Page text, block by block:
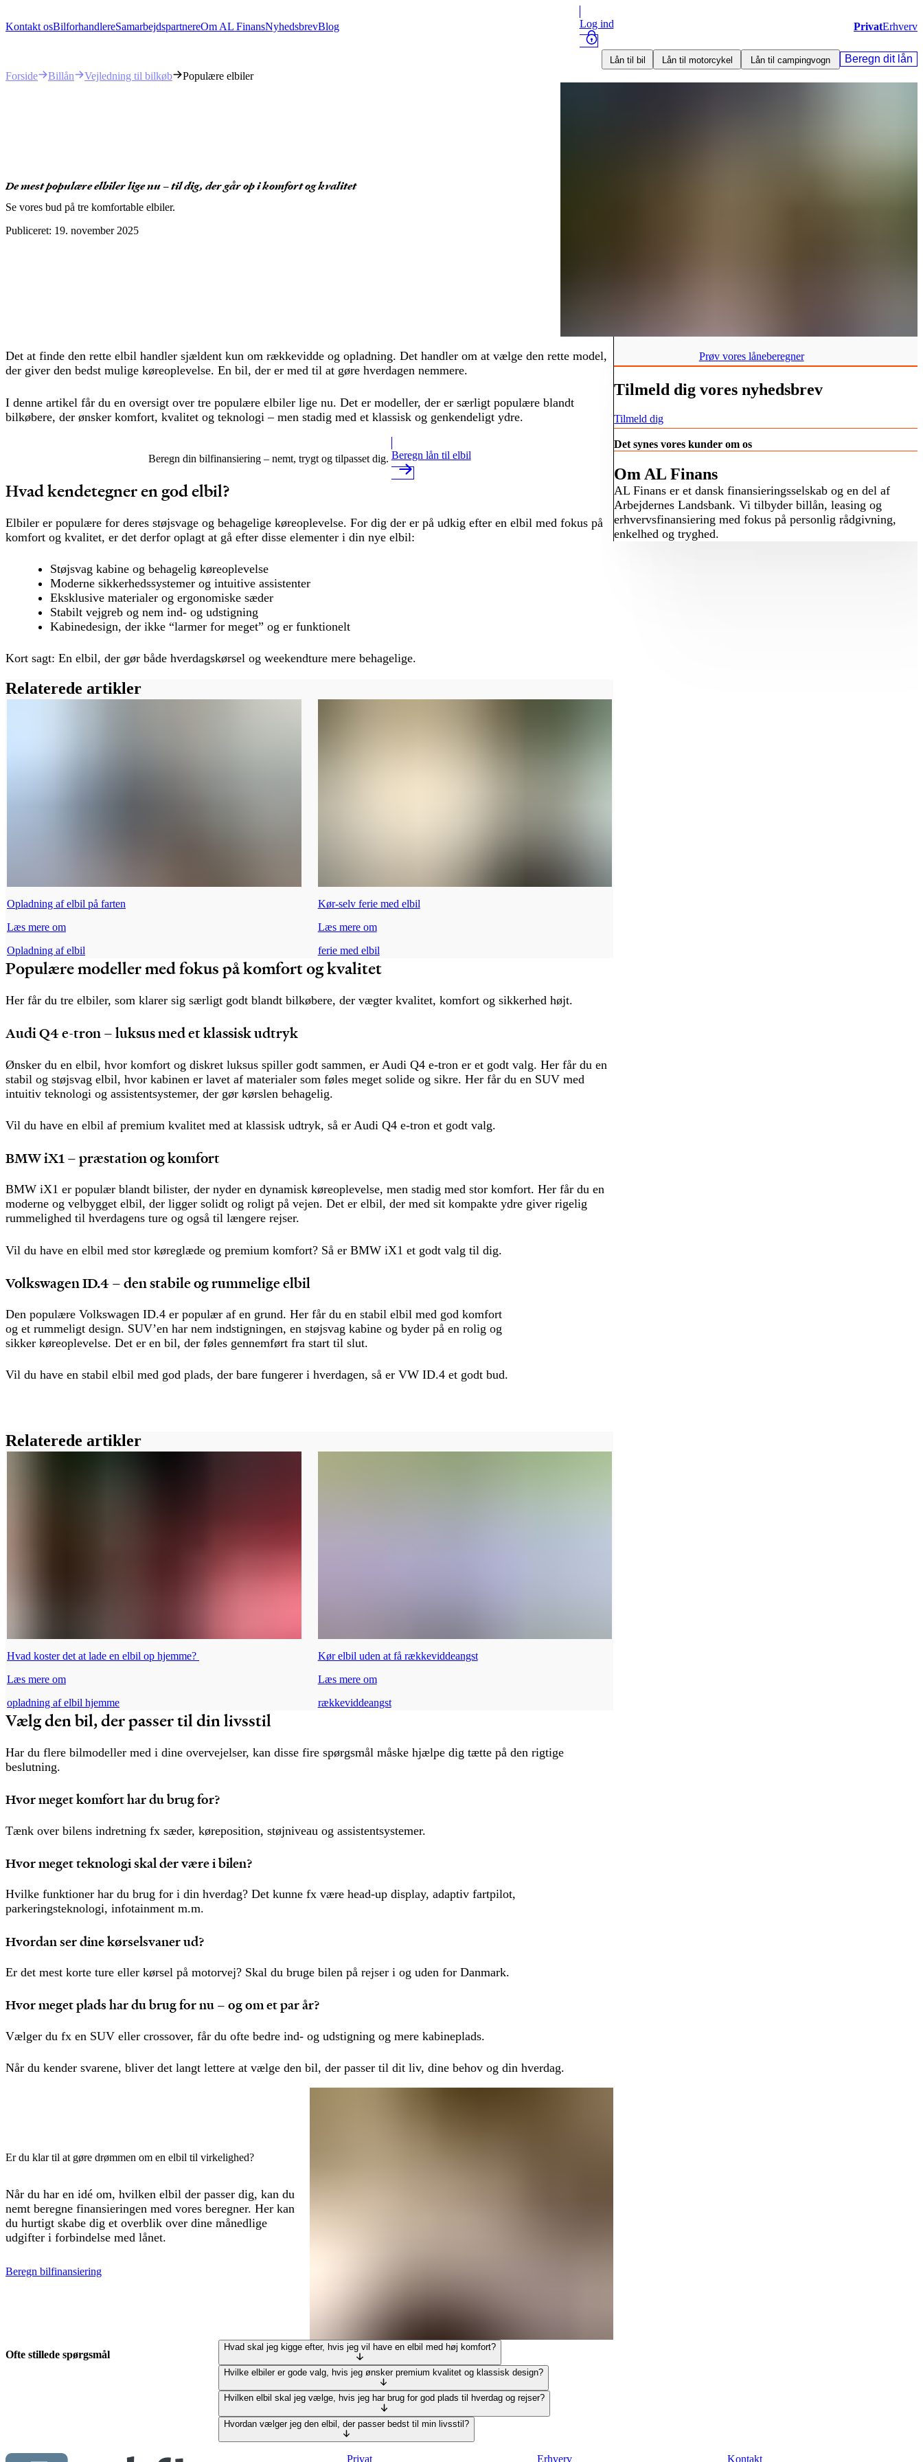
Kontakt osBilforhandlereSamarbejdspartnereOm AL FinansNyhedsbrevBlog Log ind PrivatErhverv
Lån til bil Lån til motorcykel Lån til campingvogn
Beregn dit lån
Forside
Billån Vejledning til bilkøb Populære elbiler
De mest populære elbiler lige nu – til dig, der går op i komfort og kvalitet
Se vores bud på tre komfortable elbiler.
Publiceret: 19. november 2025
Det at finde den rette elbil handler sjældent kun om rækkevidde og opladning. Det handler om at vælge den rette model,
der giver den bedst mulige køreoplevelse. En bil, der er med til at gøre hverdagen nemmere.
I denne artikel får du en oversigt over tre populære elbiler lige nu. Det er modeller, der er særligt populære blandt
bilkøbere, der ønsker komfort, kvalitet og teknologi – men stadig med et klassisk og genkendeligt ydre.
Beregn din bilfinansiering – nemt, trygt og tilpasset dig.Beregn lån til elbil
Hvad kendetegner en god elbil?
Elbiler er populære for deres støjsvage og behagelige køreoplevelse. For dig der er på udkig efter en elbil med fokus på
komfort og kvalitet, er det derfor oplagt at gå efter disse elementer i din nye elbil:
Støjsvag kabine og behagelig køreoplevelse
Moderne sikkerhedssystemer og intuitive assistenter
Eksklusive materialer og ergonomiske sæder
Stabilt vejgreb og nem ind- og udstigning
Kabinedesign, der ikke “larmer for meget” og er funktionelt
Kort sagt: En elbil, der gør både hverdagskørsel og weekendture mere behagelige.
Relaterede artikler
Opladning af elbil på farten
Læs mere om
Opladning af elbil
Kør-selv ferie med elbil
Læs mere om
ferie med elbil
Populære modellermed fokus på komfort og kvalitet
Her får du tre elbiler, som klarer sig særligt godt blandt bilkøbere, der vægter kvalitet, komfort og sikkerhed højt.
Audi Q4 e-tron – luksus med et klassisk udtryk
Ønsker du en elbil, hvor komfort og diskret luksus spiller godt sammen, er Audi Q4 e-tron er et godt valg. Her får du en
stabil og støjsvag elbil, hvor kabinen er lavet af materialer som føles meget solide og sikre. Her får du en SUV med
intuitiv teknologi og assistentsystemer, der gør kørslen behagelig.
Vil du have en elbil af premium kvalitet med at klassisk udtryk, så er Audi Q4 e-tron et godt valg.
BMW iX1 – præstation og komfort
BMW iX1 er populær blandt bilister, der nyder en dynamisk køreoplevelse, men stadig med stor komfort. Her får du en
moderne og velbygget elbil, der ligger solidt og roligt på vejen. Det er elbil, der med sit kompakte ydre giver rigelig
rummelighed til hverdagens ture og også til længere rejser.
Vil du have en elbil med stor køreglæde og premium komfort? Så er BMW iX1 et godt valg til dig.
Volkswagen ID.4 – den stabile og rummelige elbil
Den populære Volkswagen ID.4 er populær af en grund. Her får du en stabil elbil med god komfort
og et rummeligt design. SUV’en har nem indstigningen, en støjsvag kabine og byder på en rolig og
sikker køreoplevelse. Det er en bil, der føles gennemført fra start til slut.
Vil du have en stabil elbil med god plads, der bare fungerer i hverdagen, så er VW ID.4 et godt bud.
Relaterede artikler
Hvad koster det at lade en elbil op hjemme?
Læs mere om
opladning af elbil hjemme
Kør elbil uden at få rækkeviddeangst
Læs mere om
rækkeviddeangst
Vælg den bil, der passer til din livsstil
Har du flere bilmodeller med i dine overvejelser, kan disse fire spørgsmål måske hjælpe dig tætte på den rigtige
beslutning.
Hvor meget komfort har du brug for?
Tænk over bilens indretning fx sæder, køreposition, støjniveau og assistentsystemer.
Hvor meget teknologi skal der være i bilen?
Hvilke funktioner har du brug for i din hverdag? Det kunne fx være head-up display, adaptiv fartpilot,
parkeringsteknologi, infotainment m.m.
Hvordan ser dine kørselsvaner ud?
Er det mest korte ture eller kørsel på motorvej? Skal du bruge bilen på rejser i og uden for Danmark.
Hvor meget plads har du brug for nu – og om et par år?
Vælger du fx en SUV eller crossover, får du ofte bedre ind- og udstigning og mere kabineplads.
Når du kender svarene, bliver det langt lettere at vælge den bil, der passer til dit liv, dine behov og din hverdag.
Er du klar til at gøre drømmen om en elbil til virkelighed?
Når du har en idé om, hvilken elbil der passer dig, kan du
nemt beregne finansieringen med vores beregner. Her kan
du hurtigt skabe dig et overblik over dine månedlige
udgifter i forbindelse med lånet.
Beregn bilfinansiering
Ofte stillede spørgsmål
Hvad skal jeg kigge efter, hvis jeg vil have en elbil med høj komfort?
Hvilke elbiler er gode valg, hvis jeg ønsker premium kvalitet og klassisk design?
Hvilken elbil skal jeg vælge, hvis jeg har brug for god plads til hverdag og rejser?
Hvordan vælger jeg den elbil, der passer bedst til min livsstil?
Prøv vores låneberegner
Tilmeld dig vores nyhedsbrev
Tilmeld dig
Det synes vores kunder om os
Om AL Finans
AL Finans er et dansk finansieringsselskab og en del af
Arbejdernes Landsbank. Vi tilbyder billån, leasing og
erhvervsfinansiering med fokus på personlig rådgivning,
enkelhed og tryghed.
Privat Erhverv Kontakt